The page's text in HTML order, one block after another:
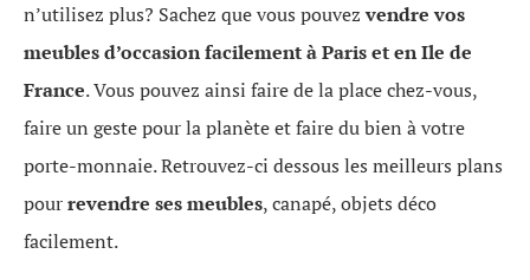
n’utilisez plus? Sachez que vous pouvezvendre vos
meubles d’occasion facilement à Paris et en Ile de
France. Vous pouvez ainsi faire de la place chez-vous,
faire un geste pour la planète et faire du bien à votre
porte-monnaie. Retrouvez-ci dessous les meilleurs plans
pourrevendre ses meubles, canapé, objets déco
facilement.